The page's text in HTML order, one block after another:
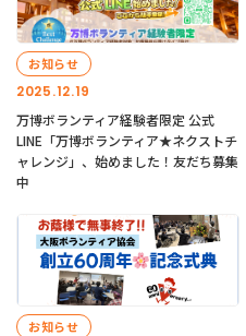
2025.12.19
お知らせ
万博ボランティア経験者限定 公式
LINE「万博ボランティア★ネクストチ
ャレンジ」、始めました！友だち募集
中
お知らせ